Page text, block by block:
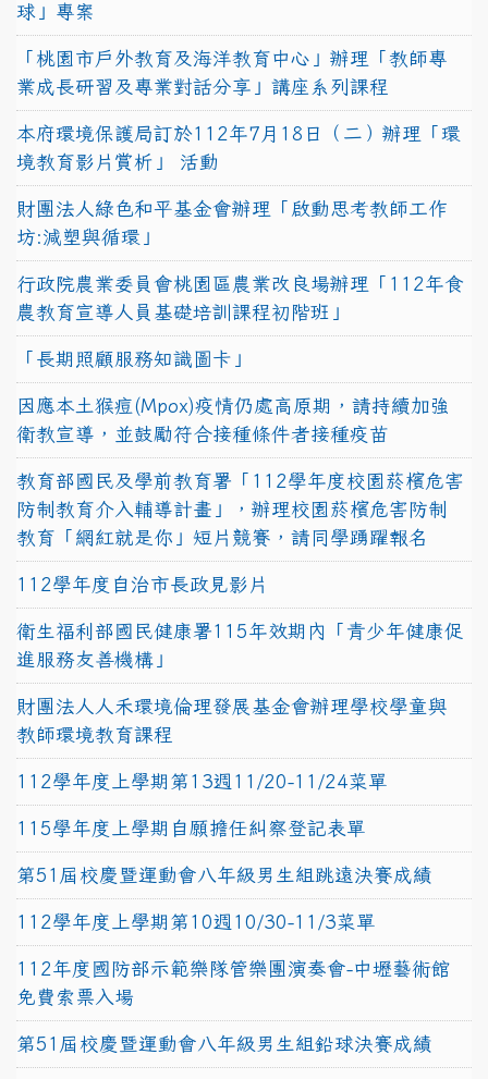
球」專案
「桃園市戶外教育及海洋教育中心」辦理「教師專
業成長研習及專業對話分享」講座系列課程
本府環境保護局訂於112年7月18日（二）辦理「環
境教育影片賞析」 活動
財團法人綠色和平基金會辦理「啟動思考教師工作
坊:減塑與循環」
行政院農業委員會桃園區農業改良場辦理「112年食
農教育宣導人員基礎培訓課程初階班」
「長期照顧服務知識圖卡」
因應本土猴痘(Mpox)疫情仍處高原期，請持續加強
衛教宣導，並鼓勵符合接種條件者接種疫苗
教育部國民及學前教育署「112學年度校園菸檳危害
防制教育介入輔導計畫」，辦理校園菸檳危害防制
教育「網紅就是你」短片競賽，請同學踴躍報名
112學年度自治市長政見影片
衛生福利部國民健康署115年效期內「青少年健康促
進服務友善機構」
財團法人人禾環境倫理發展基金會辦理學校學童與
教師環境教育課程
112學年度上學期第13週11/20-11/24菜單
115學年度上學期自願擔任糾察登記表單
第51屆校慶暨運動會八年級男生組跳遠決賽成績
112學年度上學期第10週10/30-11/3菜單
112年度國防部示範樂隊管樂團演奏會-中壢藝術館
免費索票入場
第51屆校慶暨運動會八年級男生組鉛球決賽成績